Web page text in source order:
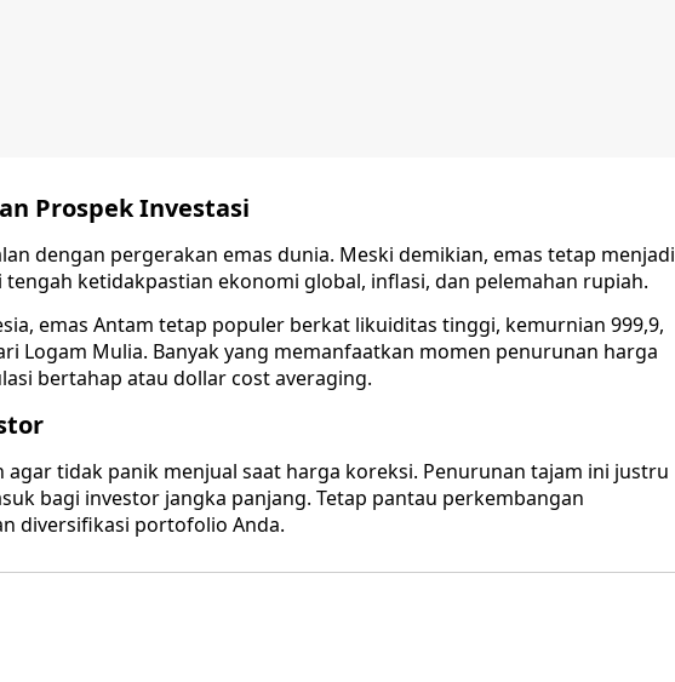
Prospek Investasi
dengan pergerakan emas dunia. Meski demikian, emas tetap menjadi
ketidakpastian ekonomi global, inflasi, dan pelemahan rupiah.
emas Antam tetap populer berkat likuiditas tinggi, kemurnian 999,9,
Logam Mulia. Banyak yang memanfaatkan momen penurunan harga
bertahap atau dollar cost averaging.
agar tidak panik menjual saat harga koreksi. Penurunan tajam ini justru
bagi investor jangka panjang. Tetap pantau perkembangan
diversifikasi portofolio Anda.